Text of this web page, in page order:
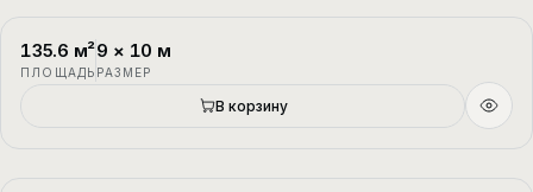
П-1
135.6 м²
ПЛОЩАДЬ
9 × 10 м
РАЗМЕР
В корзину